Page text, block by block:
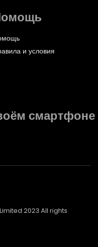
и условия
смартфоне
2023 All rights